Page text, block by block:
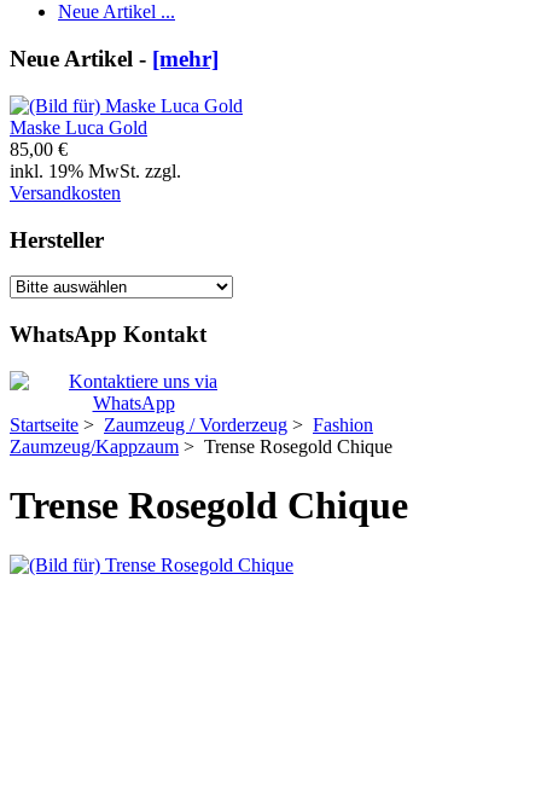
Neue Artikel ...
Neue Artikel - [mehr]
Maske Luca Gold
85,00 €
inkl. 19% MwSt. zzgl.
Versandkosten
Hersteller
WhatsApp Kontakt
Startseite > Zaumzeug / Vorderzeug > Fashion
Zaumzeug/Kappzaum > Trense Rosegold Chique
Trense Rosegold Chique